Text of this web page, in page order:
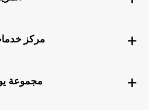
مركز
مجموعة